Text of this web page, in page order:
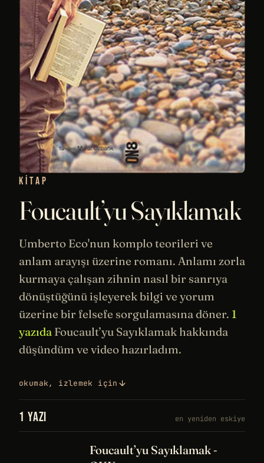
KITAP
Foucault’yu Sayıklamak
Umberto Eco'nun komplo teorileri ve
anlam arayışı üzerine romanı. Anlamı zorla
kurmaya çalışan zihnin nasıl bir sanrıya
dönüştüğünü işleyerek bilgi ve yorum
üzerine bir felsefe sorgulamasına döner. 1
yazıda Foucault’yu Sayıklamak hakkında
düşündüm ve video hazırladım.
okumak, izlemek için
1 YAZI en yeniden eskiye
Foucault’yu Sayıklamak -